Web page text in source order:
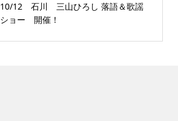
10/12 石川 三山ひろし 落語＆歌謡
ショー 開催！